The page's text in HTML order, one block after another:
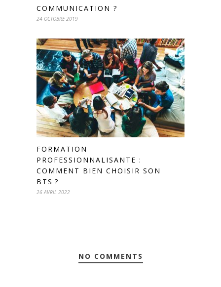
COMMUNICATION ?
24 OCTOBRE 2019
FORMATION
PROFESSIONNALISANTE :
COMMENT BIEN CHOISIR SON
BTS ?
26 AVRIL 2022
NO COMMENTS